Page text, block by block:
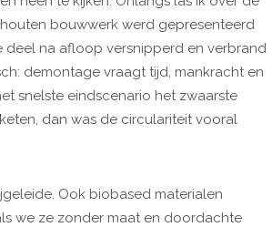
bouwwerk werd gepresenteerd
na afloop versnipperd en verbrand
demontage vraagt tijd, mankracht en
snelste eindscenario het zwaarste
dan was de circulariteit vooral
Ook biobased materialen
we ze zonder maat en doordachte